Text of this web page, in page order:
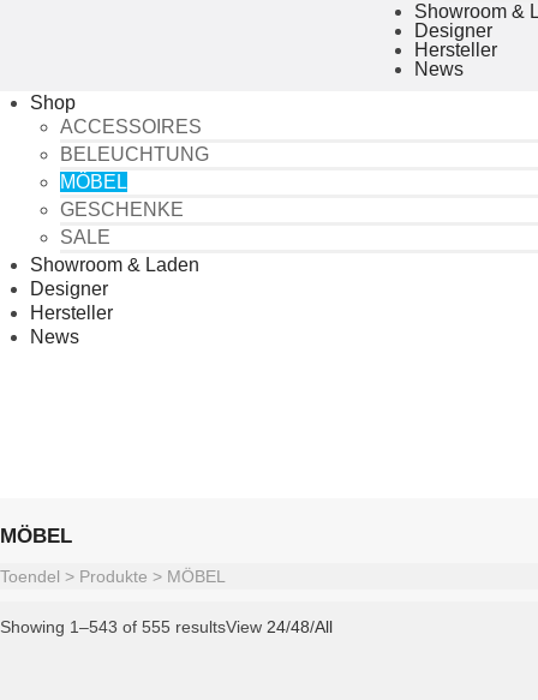
Showroom &
Designer
Hersteller
News
Shop
ACCESSOIRES
BELEUCHTUNG
MÖBEL
GESCHENKE
SALE
Showroom & Laden
Designer
Hersteller
News
MÖBEL
Toendel > Produkte > MÖBEL
Showing 1–543 of 555 resultsView 24/48/All